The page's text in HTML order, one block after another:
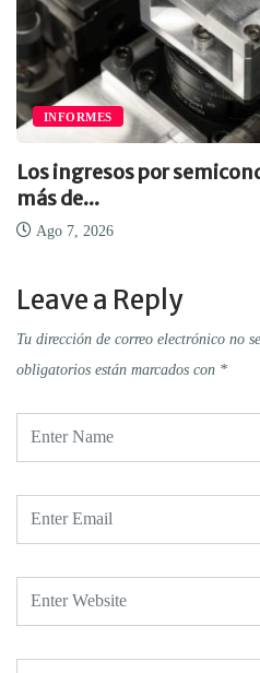
INFORMES
Los ingresos por
más de...
Ago 7, 2026
Leave a Reply
Tu dirección de correo electrónico no
obligatorios están marcados con *